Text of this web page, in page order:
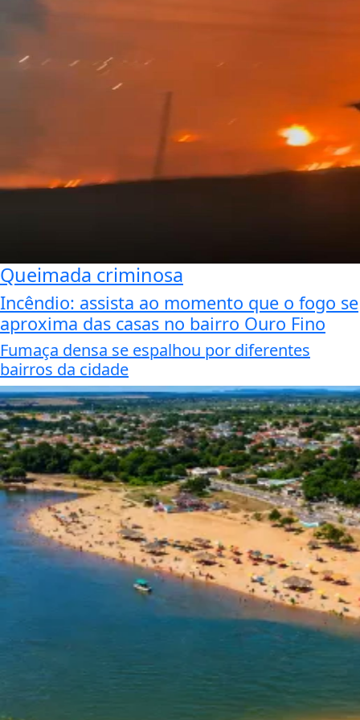
Queimada criminosa
Incêndio: assista ao momento que o fogo se
aproxima das casas no bairro Ouro Fino
Fumaça densa se espalhou por diferentes
bairros da cidade